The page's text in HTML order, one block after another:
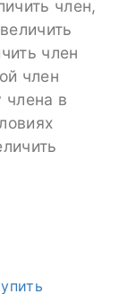
член,
член
член
члена в